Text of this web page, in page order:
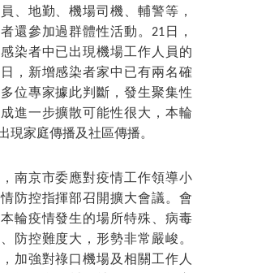
、地勤、機場司機、輔警等，
還參加過群體性活動。21日，
染者中已出現機場工作人員的
，新增感染者家中已有兩名確
位專家據此判斷，發生聚集性
進一步擴散可能性很大，本輪
現家庭傳播及社區傳播。
南京市委應對疫情工作領導小
防控指揮部召開擴大會議。會
輪疫情發生的場所特殊、病毒
防控難度大，形勢非常嚴峻。
加強對祿口機場及相關工作人